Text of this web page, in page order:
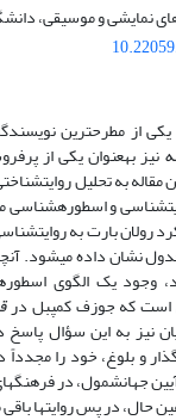
نمایشی و موسیقی،
یکی از مطرح­ترین
نیز به­عنوان یکی از
به تحلیل
و اسطوره­شناسی
رولان بارت به
نشان داده می‏شود.
وجود یک الگوی
که جوزف کمپبل در
نیز به این سؤال
و بلوغ، خود را مجدداً
جهان­شمول، در
حال، در پس روایت‏ها